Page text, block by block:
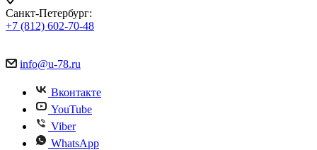
Санкт-Петербург:
+7 (812) 602-70-48
info@u-78.ru
Вконтакте
YouTube
Viber
WhatsApp